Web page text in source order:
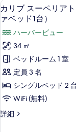
て
の
写
真
を
表
示
る
ッ
ド
2
台）
の
す
べ
て
の
ッ
ド
2
台）
の
詳
細
す
べ
て
の
写
真
を
表
示
リ
ア
ツ
イ
ン
の
詳
細
カ
リ
ブ
ス
ー
ペ
リ
ア
ト
7
カリブ スーペリア
ァベッド1台）
ハーバービュー
34 ㎡
ベッドルーム 1 室
定員 3 名
シングルベッド 2
WiFi (無料)
詳細
カ